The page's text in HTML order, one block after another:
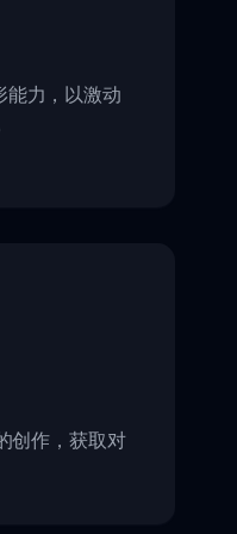
能力，以激动
创作，获取对